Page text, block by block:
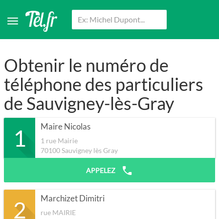
Obtenir le numéro de
téléphone des particuliers
de Sauvigney-lès-Gray
1 Maire Nicolas
1 rue Mairie
70100Sauvigney lès Gray
APPELEZ
2 Marchizet Dimitri
rue MAIRIE